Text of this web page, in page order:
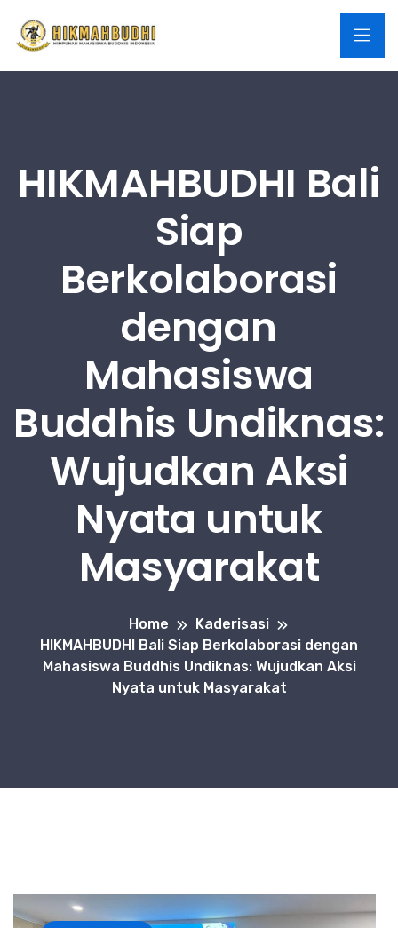
HIKMAHBUDHI Bali
Siap
Berkolaborasi
dengan
Mahasiswa
Buddhis Undiknas:
Wujudkan Aksi
Nyata untuk
Masyarakat
Home
Kaderisasi
HIKMAHBUDHI Bali Siap Berkolaborasi dengan
Mahasiswa Buddhis Undiknas: Wujudkan Aksi
Nyata untuk Masyarakat